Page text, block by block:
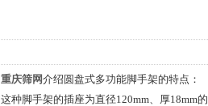
重庆筛网介绍圆盘式多功能脚手架的特点：
这种脚手架的插座为直径120mm、厚18mm